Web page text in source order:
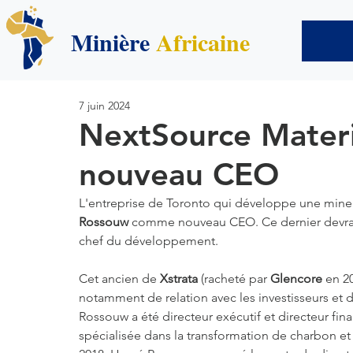
MinièreAfricaine
NextSource
nouveau CEO
7 juin 2024
L'entreprise de Toronto qui développe une
Rossouw comme nouveau CEO. Ce dernier
chef du développement.
Cet ancien de Xstrata (racheté par Glencore en
notamment de relation avec les investisseurs
Rossouw a été directeur exécutif et directeur
spécialisée dans la transformation de charbon